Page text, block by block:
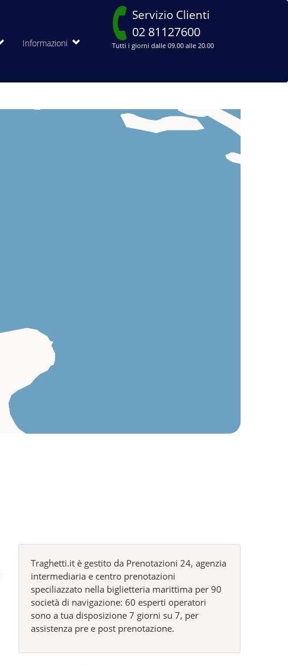
Informazioni
Servizio Clienti
02 81127600
Tutti i giorni dalle 09.00 alle 20.00
Traghetti.it è gestito da Prenotazioni 24, agenzia
intermediaria e centro prenotazioni
speciliazzato nella biglietteria marittima per 90
società di navigazione: 60 esperti operatori
sono a tua disposizione 7 giorni su 7, per
assistenza pre e post prenotazione.